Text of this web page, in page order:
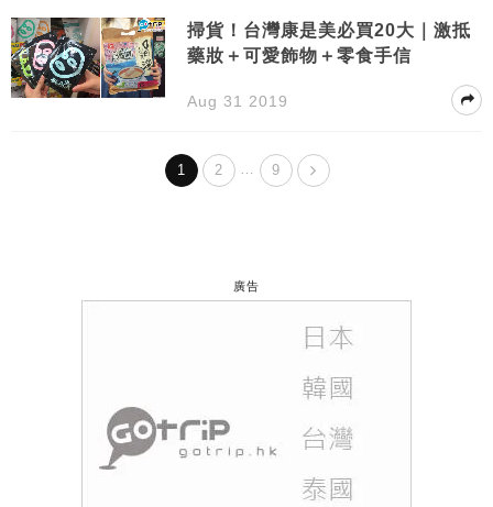
掃貨！台灣康是美必買20大｜激抵
藥妝＋可愛飾物＋零食手信
Aug 31 2019
1 2 … 9
廣告